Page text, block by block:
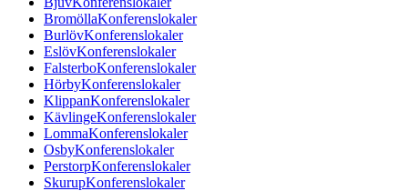
BromöllaKonferenslokaler
BurlövKonferenslokaler
EslövKonferenslokaler
FalsterboKonferenslokaler
HörbyKonferenslokaler
KlippanKonferenslokaler
KävlingeKonferenslokaler
LommaKonferenslokaler
OsbyKonferenslokaler
PerstorpKonferenslokaler
SkurupKonferenslokaler